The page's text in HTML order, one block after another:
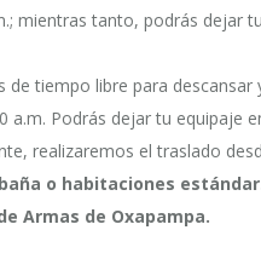
mientras tanto, podrás dejar
tiempo libre para
a.m. Podrás dejar tu equipaje
realizaremos el traslado
o habitaciones
Armas de Oxapampa.